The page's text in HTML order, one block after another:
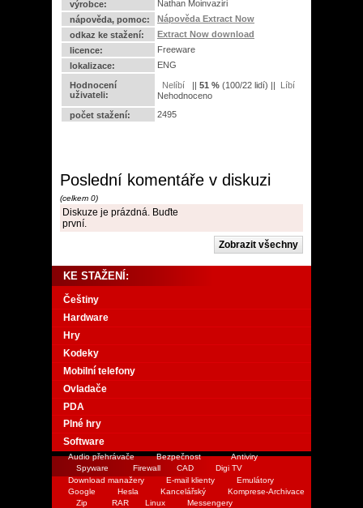
výrobce:
Nathan Moinvaziri
nápověda, pomoc:
Nápověda Extract Now
odkaz ke stažení:
Extract Now download
licence:
Freeware
lokalizace:
ENG
Hodnocení
uživateli:
|| 51 % (100/22 lidí) ||
Nehodnoceno
počet stažení:
2495
Poslední komentáře v diskuzi
(celkem 0)
Diskuze je prázdná. Buďte
první.
KE STAŽENÍ:
Češtiny
Hardware
Hry
Kodeky
Mobilní telefony
Ovladače
PDA
Plné hry
Software
Audio přehrávače Bezpečnost
Antiviry
Spyware
Firewall CAD
Digi TV
Download manažery
E-mail klienty
Emulátory
Google
Hesla Kancelářský
Komprese-Archivace
Zip
RAR Linux
Messengery